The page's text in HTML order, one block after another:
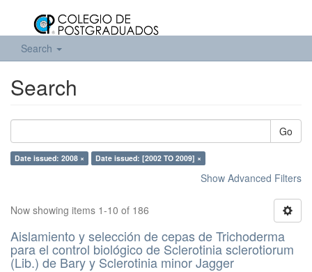
Search
Search
Go
Date issued: 2008 × Date issued: [2002 TO 2009] ×
Show Advanced Filters
Now showing items 1-10 of 186
Aislamiento y selección de cepas de Trichoderma
para el control biológico de Sclerotinia sclerotiorum
(Lib.) de Bary y Sclerotinia minor Jagger